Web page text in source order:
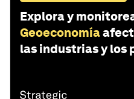
Explora y
Geoeconomía
las industrias y los